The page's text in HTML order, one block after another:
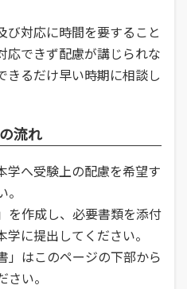
成
び対応に時間を要すること
応できず配慮が講じられな
きるだけ早い時期に相談し
流れ
へ受験上の配慮を希望す
作成し、必要書類を添付
に提出してください。
はこのページの下部から
い。